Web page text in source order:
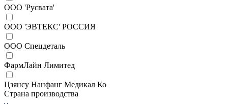
ООО 'Русвата'
ООО 'ЭВТЕКС' РОССИЯ
ООО Спецдеталь
ФармЛайн Лимитед
Цзянсу Нанфанг Медикал Ко
Страна производства